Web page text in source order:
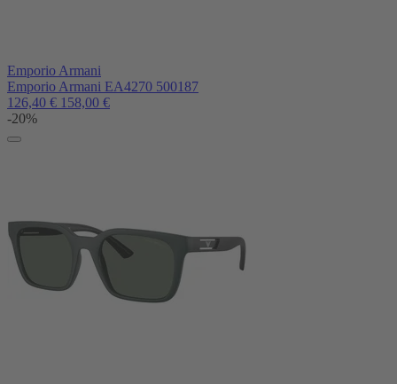
Emporio Armani
Emporio Armani EA4270 500187
126,40 € 158,00 €
-20%